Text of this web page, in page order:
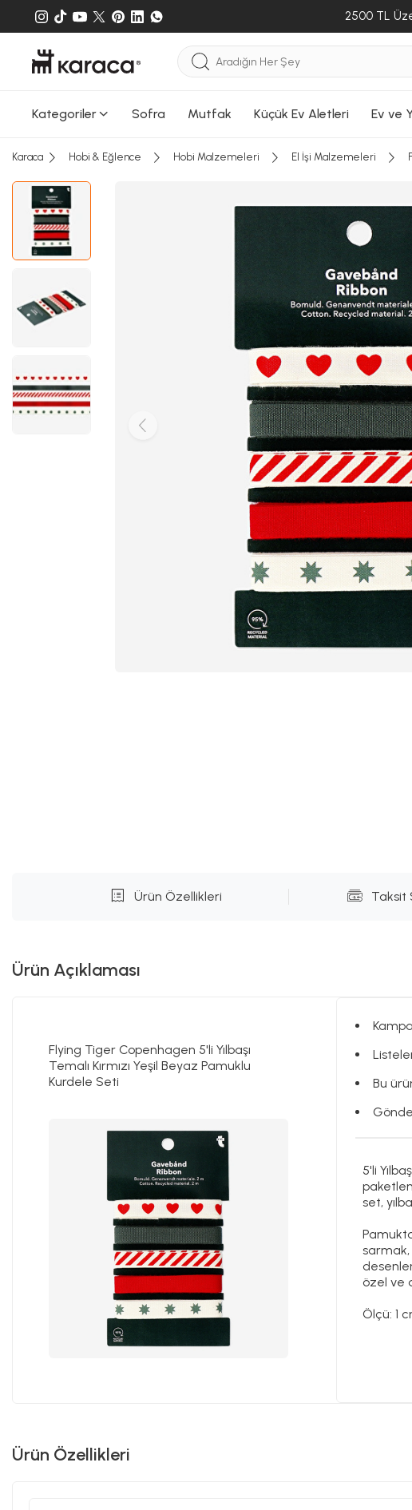
2500 TL
Kategoriler Sofra Mutfak Küçük Ev Aletleri Ev ve
Karaca Hobi & Eğlence Hobi Malzemeleri El İşi Malzemeleri
Ürün Özellikleri Taksit
Ürün Açıklaması
Flying Tiger Copenhagen 5'li Yılbaşı
Temalı Kırmızı Yeşil Beyaz Pamuklu
Kurdele Seti
Bu
5'li
set,
sarmak,
özel ve
Ölçü: 1
Ürün Özellikleri